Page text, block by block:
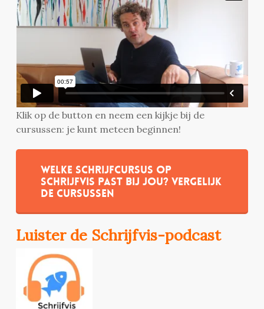
Klik op de button en neem een kijkje bij de
cursussen: je kunt meteen beginnen!
Welke schrijfcursus op
Schrijfvis past bij jou? Vergelijk
de cursussen
Luister de Schrijfvis-podcast